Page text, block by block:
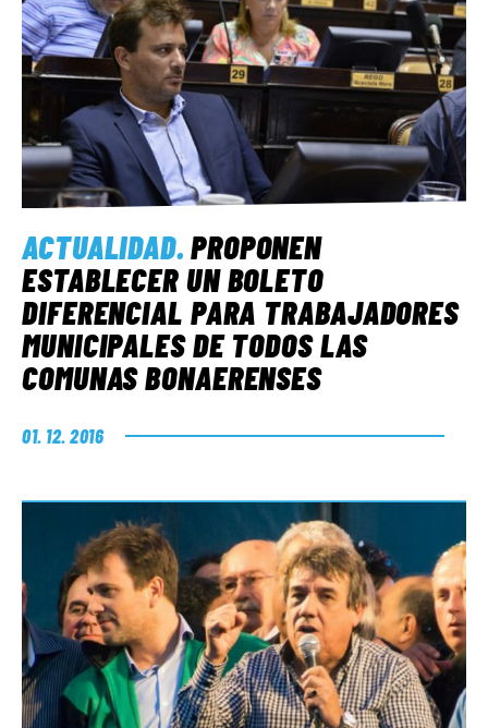
ACTUALIDAD.PROPONEN
ESTABLECER UN BOLETO
DIFERENCIAL PARA TRABAJADORES
MUNICIPALES DE TODOS LAS
COMUNAS BONAERENSES
01. 12. 2016